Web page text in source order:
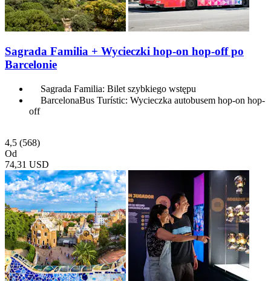
Sagrada Familia + Wycieczki hop-on hop-off po
Barcelonie
Sagrada Familia: Bilet szybkiego wstępu
BarcelonaBus Turístic: Wycieczka autobusem hop-on hop-
off
4,5 (568)
Od
74,31 USD